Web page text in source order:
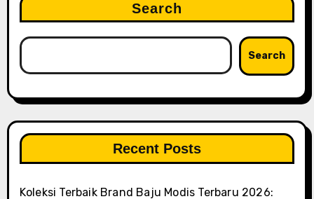
Search
Search
Recent Posts
Koleksi Terbaik Brand Baju Modis Terbaru 2026: